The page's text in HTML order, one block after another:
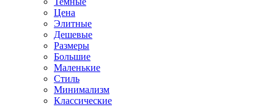
Цена
Элитные
Дешевые
Размеры
Большие
Маленькие
Стиль
Минимализм
Классические